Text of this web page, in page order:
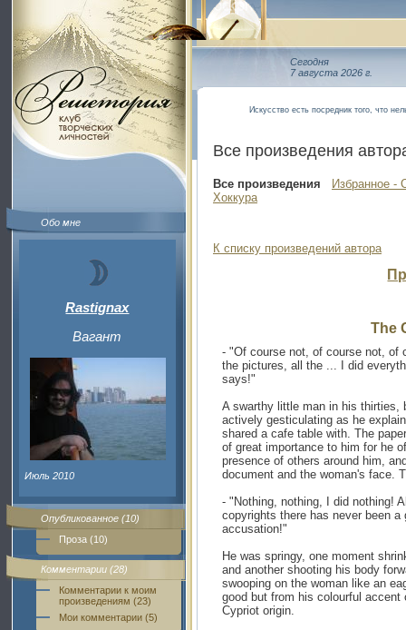
Обо мне
Rastignax
Вагант
Июль 2010
Опубликованное (10)
Проза (10)
Комментарии (28)
Комментарии к моим
произведениям (23)
Мои комментарии (5)
Сегодня
7 августа 2026 г.
Искусство есть посредник того, что
Все произведения
Все произведения
Избранное -
Хоккура
К списку произведений автора
The
- "Of course not, of course not, of
the pictures, all the ... I did
says!"
A swarthy little man in his thirties,
actively gesticulating as he
shared a cafe table with. The
of great importance to him for he
presence of others around him,
document and the woman's face.
- "Nothing, nothing, I did nothing!
copyrights there has never been a
accusation!"
He was springy, one moment
and another shooting his body
swooping on the woman like an
good but from his colourful
Cypriot origin.